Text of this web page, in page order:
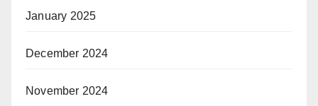
January 2025
December 2024
November 2024